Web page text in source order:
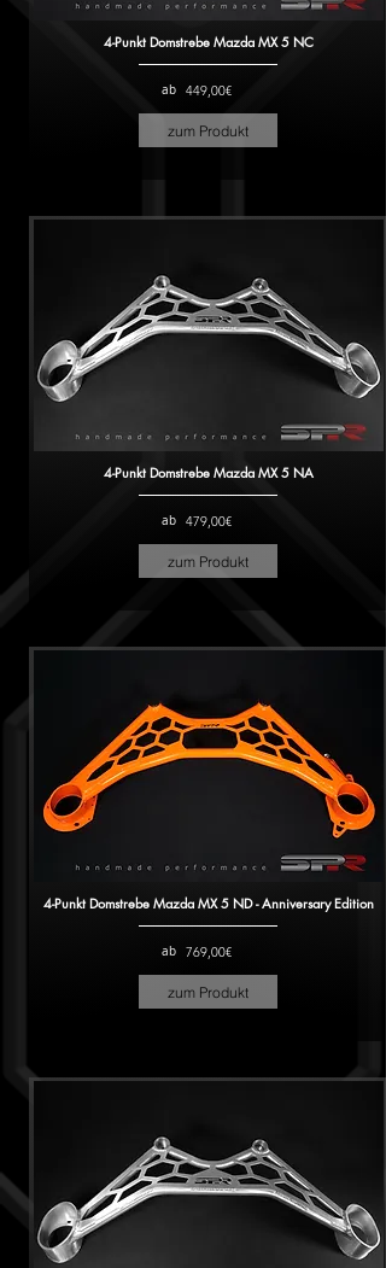
4-Punkt Domstrebe Mazda MX 5 NC
449,00€
ab
zum Produkt
4-Punkt Domstrebe Mazda MX 5 NA
479,00€
ab
zum Produkt
4-Punkt Domstrebe Mazda MX 5 ND - Anniversary Edition
769,00€
ab
zum Produkt